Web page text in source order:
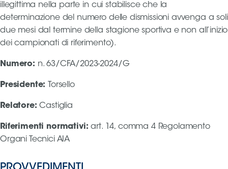
Whistleblowing
Area
Media
Contatti
Social media
illegittima nella parte in cui stabilisce che la
determinazione del numero delle dismissioni avvenga a soli
due mesi dal termine della stagione sportiva e non all’inizio
dei campionati di riferimento).
Numero: n. 63/CFA/2023-2024/G
Presidente: Torsello
Relatore:Castiglia
Riferimenti normativi:art. 14, comma 4 Regolamento
Organi Tecnici AIA